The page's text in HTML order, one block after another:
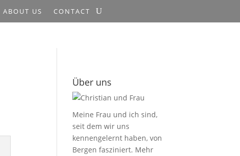
ABOUT US CONTACT
Über uns
Meine Frau und ich sind,
seit dem wir uns
kennengelernt haben, von
Bergen fasziniert. Mehr